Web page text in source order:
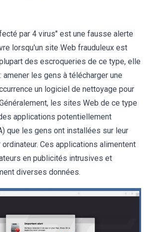
par 4 virus" est une fausse alerte
lorsqu'un site Web frauduleux est
des escroqueries de ce type, elle
amener les gens à télécharger une
un logiciel de nettoyage pour
les sites Web de ce type
applications potentiellement
que les gens ont installées sur leur
ordinateur. Ces applications alimentent
en publicités intrusives et
diverses données.